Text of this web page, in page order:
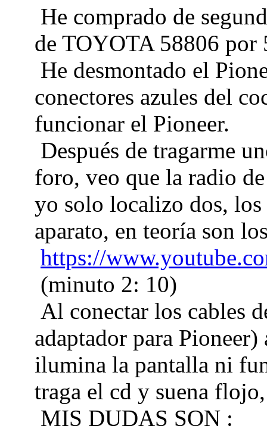
He comprado de
de TOYOTA 58806 por
He desmontado el
conectores azules del
funcionar el Pioneer.
Después de tragarme
foro, veo que la radio
yo solo localizo dos, los
aparato, en teoría son
https://
(minuto 2: 10)
Al conectar los cables
adaptador para
ilumina la pantalla ni
traga el cd y suena
MIS DUDAS SON :